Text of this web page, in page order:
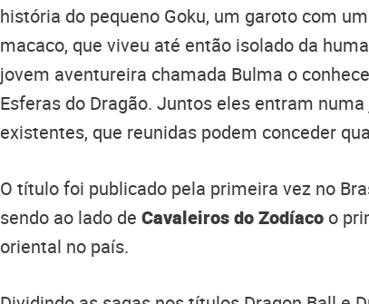
história do pequeno Goku, um garoto com
macaco, que viveu até então isolado da
jovem aventureira chamada Bulma o
Esferas do Dragão. Juntos eles entram
existentes, que reunidas podem conceder
O título foi publicado pela primeira vez no
sendo ao lado de Cavaleiros do Zodíaco o
oriental no país.